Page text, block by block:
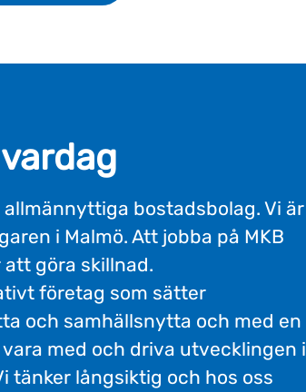
bostadsbolag. Vi är
i Malmö. Att jobba på MKB
göra skillnad.
företag som sätter
och samhällsnytta och med en
med och driva utvecklingen i
tänker långsiktig och hos oss